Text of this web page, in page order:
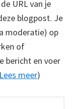
URL van je
blogpost. Je
moderatie) op
of
bericht en voer
Lees meer)